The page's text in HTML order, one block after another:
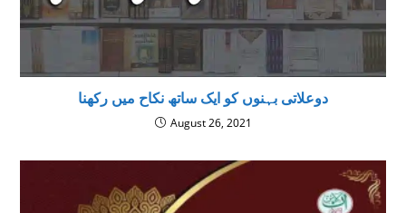
دوعلاتی بہنوں کو ایک ساتھ نکاح میں رکھنا
August 26, 2021